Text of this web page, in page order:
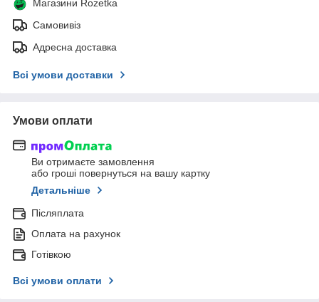
Магазини Rozetka
Самовивіз
Адресна доставка
Всі умови доставки
Умови оплати
Ви отримаєте замовлення
або гроші повернуться на вашу картку
Детальніше
Післяплата
Оплата на рахунок
Готівкою
Всі умови оплати